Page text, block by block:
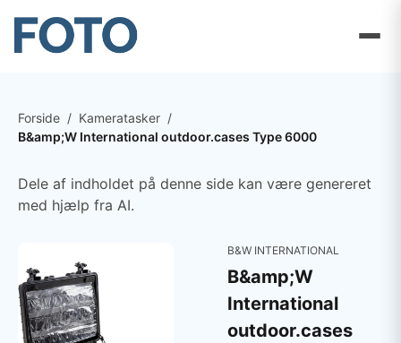
Forside / Kameratasker /
B&amp;W International outdoor.cases Type 6000
Dele af indholdet på denne side kan være genereret
med hjælp fra AI.
B&W INTERNATIONAL
B&amp;W
International
outdoor.cases